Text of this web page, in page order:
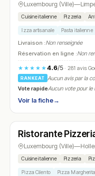
Luxembourg (Ville)—
Cuisine italienne Pizzeria
Izza artisanale Pasta italienne
Livraison :Non renseignée
Réservation en ligne :Non
★★★★★4.6/5· 281 avis
RANKEAT
Aucun avis par la
Vote rapideAucun vote pour le
Voir la fiche→
N° 21
Ristorante
Luxembourg (Ville)—
Cuisine italienne Pizzeria
Pizza Cilento Pizza Margherita